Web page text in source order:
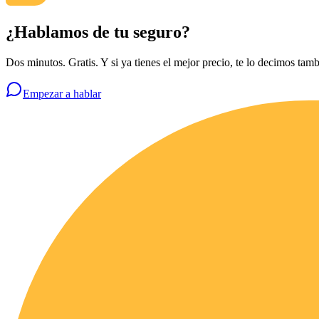
¿Hablamos de tu seguro?
Dos minutos. Gratis. Y si ya tienes el mejor precio, te lo decimos
Empezar a hablar